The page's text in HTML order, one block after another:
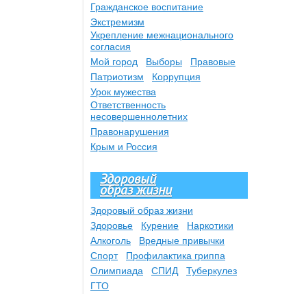
Гражданское воспитание
Экстремизм
Укрепление межнационального
согласия
Мой город
Выборы
Правовые
Патриотизм
Коррупция
Урок мужества
Ответственность
несовершеннолетних
Правонарушения
Крым и Россия
Здоровый
образ жизни
Здоровый образ жизни
Здоровье
Курение
Наркотики
Алкоголь
Вредные привычки
Спорт
Профилактика гриппа
Олимпиада
СПИД
Туберкулез
ГТО